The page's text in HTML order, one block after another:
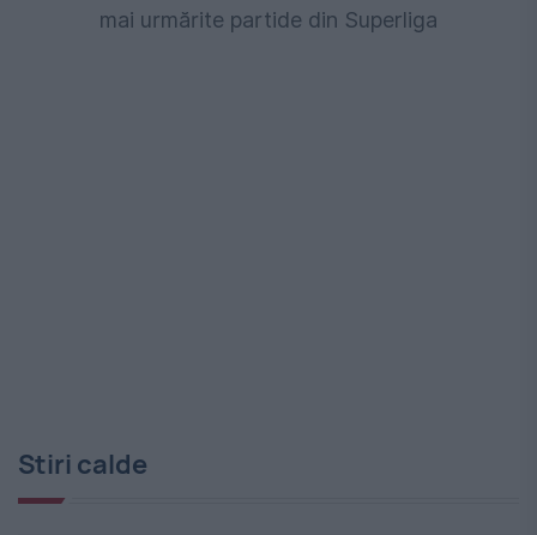
mai urmărite partide din Superliga
Stiri calde